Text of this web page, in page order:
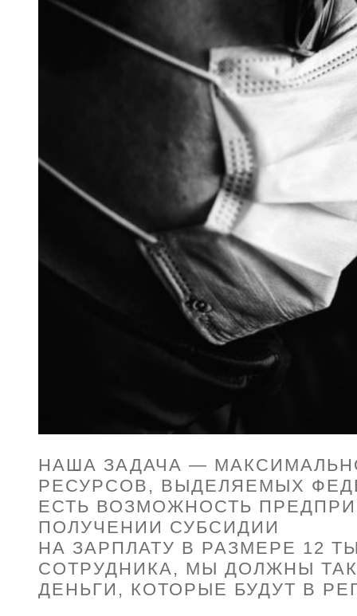
НАША ЗАДАЧА —
РЕСУРСОВ, ВЫДЕЛЯЕМЫХ
ЕСТЬ ВОЗМОЖНОСТЬ
ПОЛУЧЕНИИ СУБСИДИИ
НА ЗАРПЛАТУ В РАЗМЕРЕ 12
СОТРУДНИКА, МЫ ДОЛЖНЫ
ДЕНЬГИ, КОТОРЫЕ БУДУТ В